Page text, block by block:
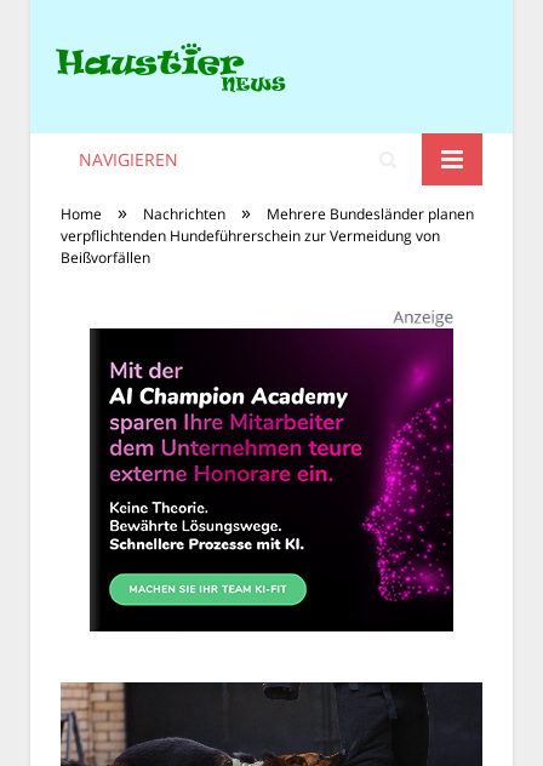
NAVIGIEREN
Home » Nachrichten »
Mehrere Bundesländer planen
verpflichtenden Hundeführerschein zur Vermeidung von
Beißvorfällen